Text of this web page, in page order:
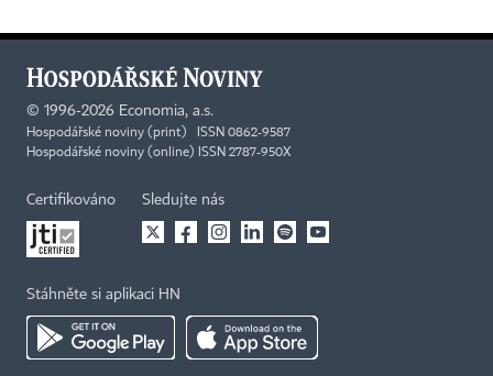
© 1996-2026 Economia, a.s.
Hospodářské noviny (print) ISSN 0862-9587
Hospodářské noviny (online) ISSN 2787-950X
Certifikováno Sledujte nás
Stáhněte si aplikaci HN